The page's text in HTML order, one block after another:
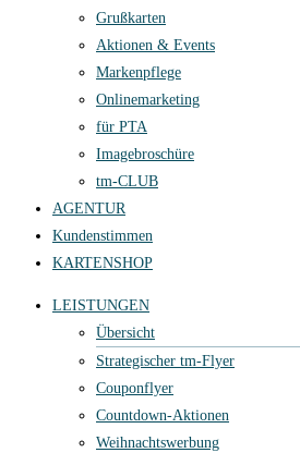
Grußkarten
Aktionen & Events
Markenpflege
Onlinemarketing
für PTA
Imagebroschüre
tm-CLUB
AGENTUR
Kundenstimmen
KARTENSHOP
LEISTUNGEN
Übersicht
Strategischer tm-Flyer
Couponflyer
Countdown-Aktionen
Weihnachtswerbung